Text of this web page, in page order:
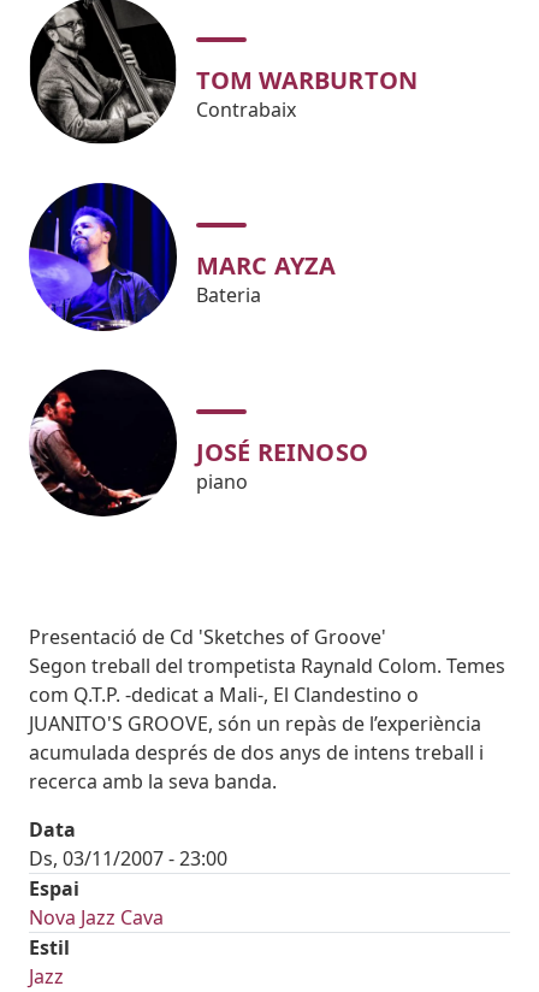
TOM WARBURTON
Contrabaix
MARC AYZA
Bateria
JOSÉ REINOSO
piano
Subtitol
Presentació de Cd 'Sketches of Groove'
Body
Segon treball del trompetista Raynald Colom. Temes
com Q.T.P. -dedicat a Mali-, El Clandestino o
JUANITO'S GROOVE, són un repàs de l’experiència
acumulada després de dos anys de intens treball i
recerca amb la seva banda.
Data
Ds, 03/11/2007 - 23:00
Espai
Nova Jazz Cava
Estil
Jazz